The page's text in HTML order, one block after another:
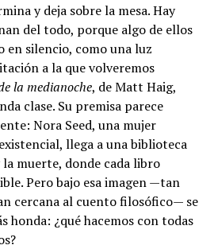
y deja sobre la mesa. Hay
del todo, porque algo de ellos
en silencio, como una luz
a la que volveremos
la medianoche, de Matt Haig,
clase. Su premisa parece
Nora Seed, una mujer
llega a una biblioteca
muerte, donde cada libro
Pero bajo esa imagen —tan
cercana al cuento filosófico— se
honda: ¿qué hacemos con todas